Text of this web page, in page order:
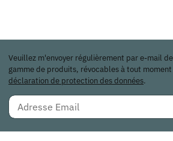
Veuillez m'envoyer régulièrement par e-mail
gamme de produits, révocables à tout
déclaration de protection des données.